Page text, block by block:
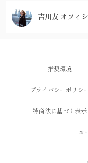
吉川友 オフィ
推奨環境
プライバシーポリシ
特商法に基づく表示
オ